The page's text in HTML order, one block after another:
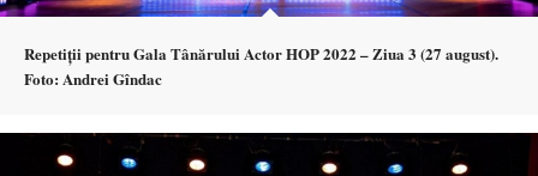
Repetiții pentru Gala Tânărului Actor HOP 2022 – Ziua 3 (27 august).
Foto: Andrei Gîndac